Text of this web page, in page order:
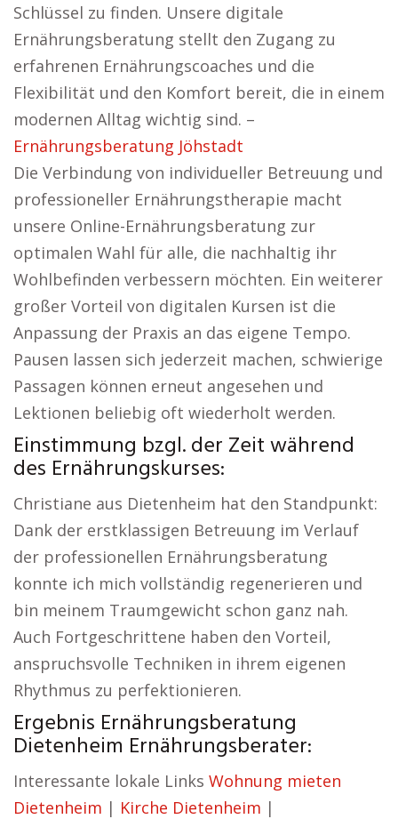
Schlüssel zu finden. Unsere digitale
Ernährungsberatung stellt den Zugang zu
erfahrenen Ernährungscoaches und die
Flexibilität und den Komfort bereit, die in einem
modernen Alltag wichtig sind. –
Ernährungsberatung Jöhstadt
Die Verbindung von individueller Betreuung und
professioneller Ernährungstherapie macht
unsere Online-Ernährungsberatung zur
optimalen Wahl für alle, die nachhaltig ihr
Wohlbefinden verbessern möchten. Ein weiterer
großer Vorteil von digitalen Kursen ist die
Anpassung der Praxis an das eigene Tempo.
Pausen lassen sich jederzeit machen, schwierige
Passagen können erneut angesehen und
Lektionen beliebig oft wiederholt werden.
Einstimmung bzgl. der Zeit während
des Ernährungskurses:
Christiane aus Dietenheim hat den Standpunkt:
Dank der erstklassigen Betreuung im Verlauf
der professionellen Ernährungsberatung
konnte ich mich vollständig regenerieren und
bin meinem Traumgewicht schon ganz nah.
Auch Fortgeschrittene haben den Vorteil,
anspruchsvolle Techniken in ihrem eigenen
Rhythmus zu perfektionieren.
Ergebnis Ernährungsberatung
Dietenheim Ernährungsberater:
Interessante lokale Links Wohnung mieten
Dietenheim | Kirche Dietenheim |